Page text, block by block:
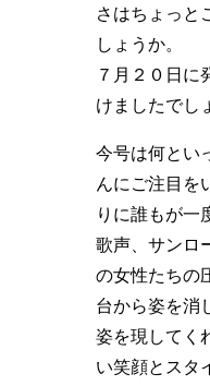
さはちょっと
しょうか。
７月２０日に
けましたでし
今号は何とい
んにご注目を
りに誰もが一
歌声、サンロ
の女性たちの
台から姿を消
姿を現してく
い笑顔とス